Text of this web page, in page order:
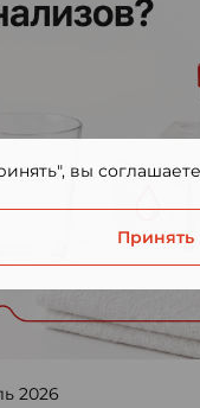
2026
вы
Принять